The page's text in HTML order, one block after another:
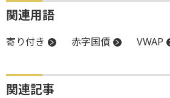
関連用語
寄り付き 赤字国債 VWAP
関連記事